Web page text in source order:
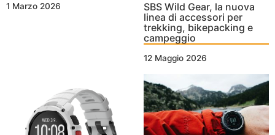
1 Marzo 2026
SBS Wild Gear, la nuova
linea di accessori per
trekking, bikepacking e
campeggio
12 Maggio 2026